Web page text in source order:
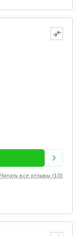
Читать все отзывы (10)